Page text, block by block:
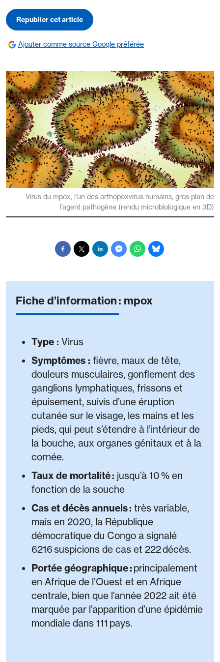
Republier cet article
Ajouter comme source Google préférée
Virus du mpox, l’un des orthopoxvirus humains, gros plan de
l’agent pathogène (rendu microbiologique en 3D)
Fiche d’information : mpox
Type : Virus
Symptômes : fièvre, maux de tête,
douleurs musculaires, gonflement des
ganglions lymphatiques, frissons et
épuisement, suivis d’une éruption
cutanée sur le visage, les mains et les
pieds, qui peut s’étendre à l’intérieur de
la bouche, aux organes génitaux et à la
cornée.
Taux de mortalité : jusqu’à 10 % en
fonction de la souche
Cas et décès annuels : très variable,
mais en 2020, la République
démocratique du Congo a signalé
6216 suspicions de cas et 222 décès.
Portée géographique : principalement
en Afrique de l’Ouest et en Afrique
centrale, bien que l’année 2022 ait été
marquée par l’apparition d’une épidémie
mondiale dans 111 pays.